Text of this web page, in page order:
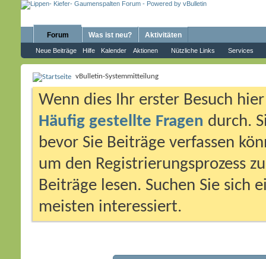
Forum
Neue Beiträge Hilfe Kalender Aktionen Nützliche Links Services
Was ist neu? Aktivitäten
vBulletin-Systemmitteilung
Wenn dies Ihr erster Besuch
Häufig gestellte Fragen durch.
bevor Sie Beiträge verfassen
um den Registrierungsprozess
Beiträge lesen. Suchen Sie sich
meisten interessiert.